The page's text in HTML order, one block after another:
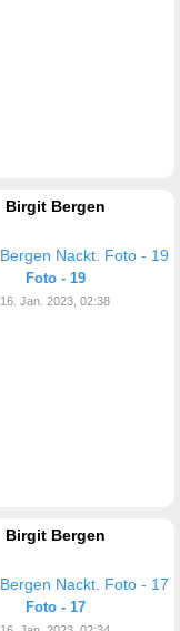
Birgit Bergen
Foto - 19
16. Jan. 2023, 02:38
Birgit Bergen
Foto - 17